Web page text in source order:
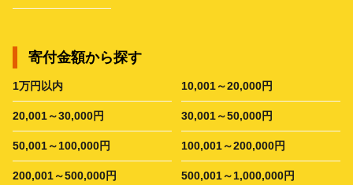
寄付金額から探す
1万円以内 10,001～20,000円
20,001～30,000円 30,001～50,000円
50,001～100,000円 100,001～200,000円
200,001～500,000円 500,001～1,000,000円